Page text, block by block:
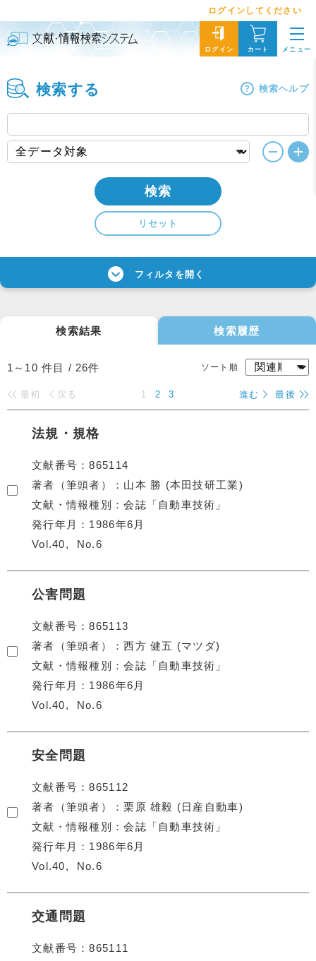
ログインしてください
ログイン カート メニュー
検索する 検索ヘルプ
検索
リセット
フィルタを開く
検索結果 検索履歴
1～10 件目 / 26件 ソート順
最初 戻る 1 2 3 進む 最後
法規・規格
文献番号
865114
著者（筆頭者）
山本 勝 (本田技研工業)
文献・情報種別
会誌「自動車技術」
発行年月
1986年6月
Vol.40
No.6
公害問題
文献番号
865113
著者（筆頭者）
西方 健五 (マツダ)
文献・情報種別
会誌「自動車技術」
発行年月
1986年6月
Vol.40
No.6
安全問題
文献番号
865112
著者（筆頭者）
栗原 雄毅 (日産自動車)
文献・情報種別
会誌「自動車技術」
発行年月
1986年6月
Vol.40
No.6
交通問題
文献番号
865111